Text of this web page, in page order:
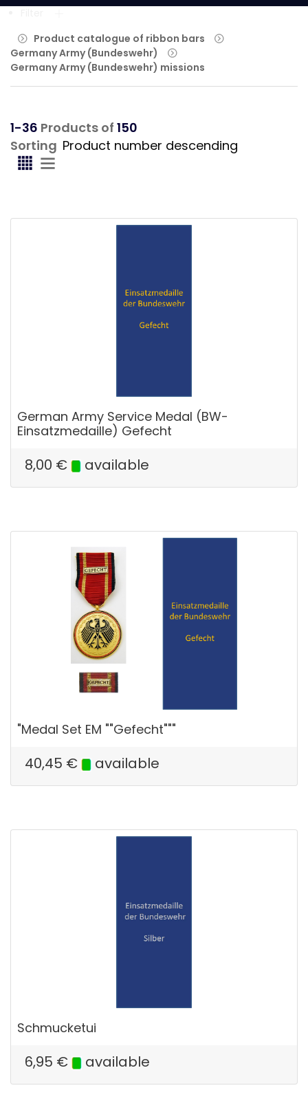
Product catalogue of ribbon bars
Germany Army (Bundeswehr)
Germany Army (Bundeswehr) missions
1-36 Products of 150
Sorting
German Army Service Medal (BW-
Einsatzmedaille) Gefecht
8,00 € available
"Medal Set EM ""Gefecht"""
40,45 € available
Schmucketui
6,95 € available